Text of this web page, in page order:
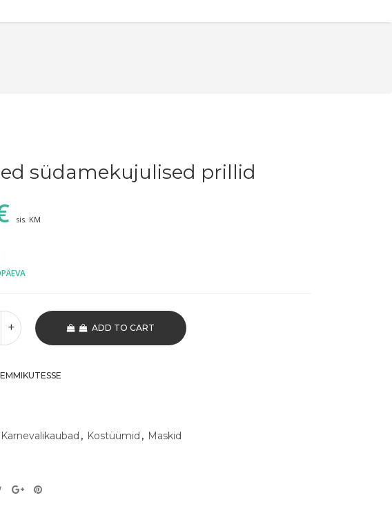
südamekujulised prillid
sis. KM
ADD TO CART
Karnevalikaubad , Kostüümid , Maskid